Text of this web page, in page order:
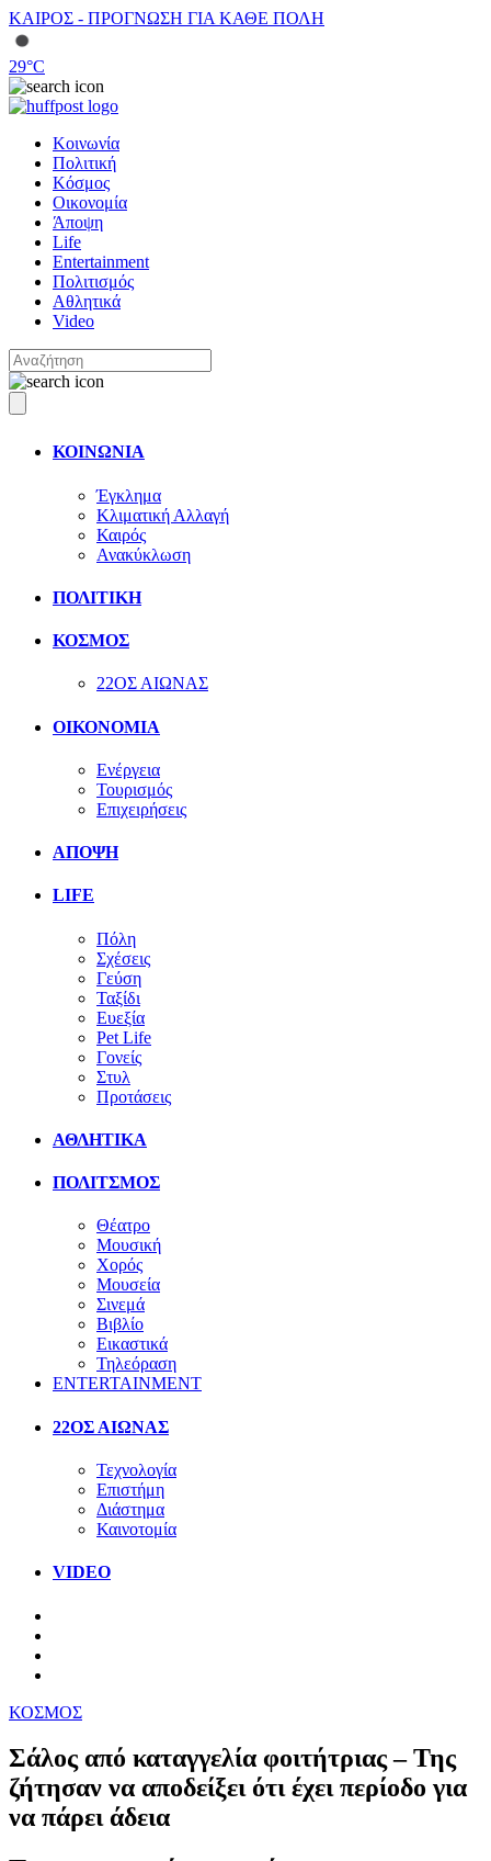
ΚΑΙΡΟΣ - ΠΡΟΓΝΩΣΗ ΓΙΑ ΚΑΘΕ ΠΟΛΗ
29°C
Κοινωνία
Πολιτική
Κόσμος
Οικονομία
Άποψη
Life
Entertainment
Πολιτισμός
Αθλητικά
Video
ΚΟΙΝΩΝΙΑ
Έγκλημα
Κλιματική Αλλαγή
Καιρός
Ανακύκλωση
ΠΟΛΙΤΙΚΗ
ΚΟΣΜΟΣ
22ΟΣ ΑΙΩΝΑΣ
ΟΙΚΟΝΟΜΙΑ
Ενέργεια
Τουρισμός
Επιχειρήσεις
ΑΠΟΨΗ
LIFE
Πόλη
Σχέσεις
Γεύση
Ταξίδι
Ευεξία
Pet Life
Γονείς
Στυλ
Προτάσεις
ΑΘΛΗΤΙΚΑ
ΠΟΛΙΤΣΜΟΣ
Θέατρο
Μουσική
Χορός
Μουσεία
Σινεμά
Βιβλίο
Εικαστικά
Τηλεόραση
ENTERTAINMENT
22ΟΣ ΑΙΩΝΑΣ
Τεχνολογία
Επιστήμη
Διάστημα
Καινοτομία
VIDEO
ΚΟΣΜΟΣ
Σάλος από καταγγελία φοιτήτριας – Της
ζήτησαν να αποδείξει ότι έχει περίοδο για
να πάρει άδεια